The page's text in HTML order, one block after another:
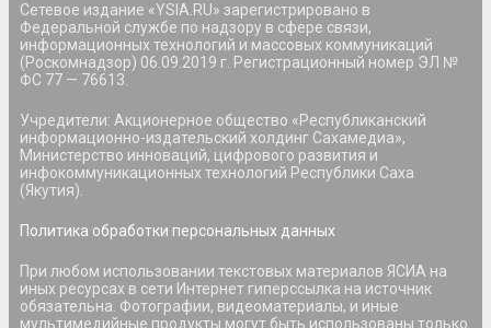
Сетевое издание «YSIA.RU» зарегистрировано в
Федеральной службе по надзору в сфере связи,
информационных технологий и массовых коммуникаций
(Роскомнадзор) 06.09.2019 г. Регистрационный номер ЭЛ №
ФС 77 — 76613.
Учредители: Акционерное общество «Республиканский
информационно-издательский холдинг Сахамедиа»,
Министерство инноваций, цифрового развития и
инфокоммуникационных технологий Республики Саха
(Якутия).
Политика обработки персональных данных
При любом использовании текстовых материалов ЯСИА на
иных ресурсах в сети Интернет гиперссылка на источник
обязательна. Фотографии, видеоматериалы, и иные
мультимедийные продукты могут быть использованы только